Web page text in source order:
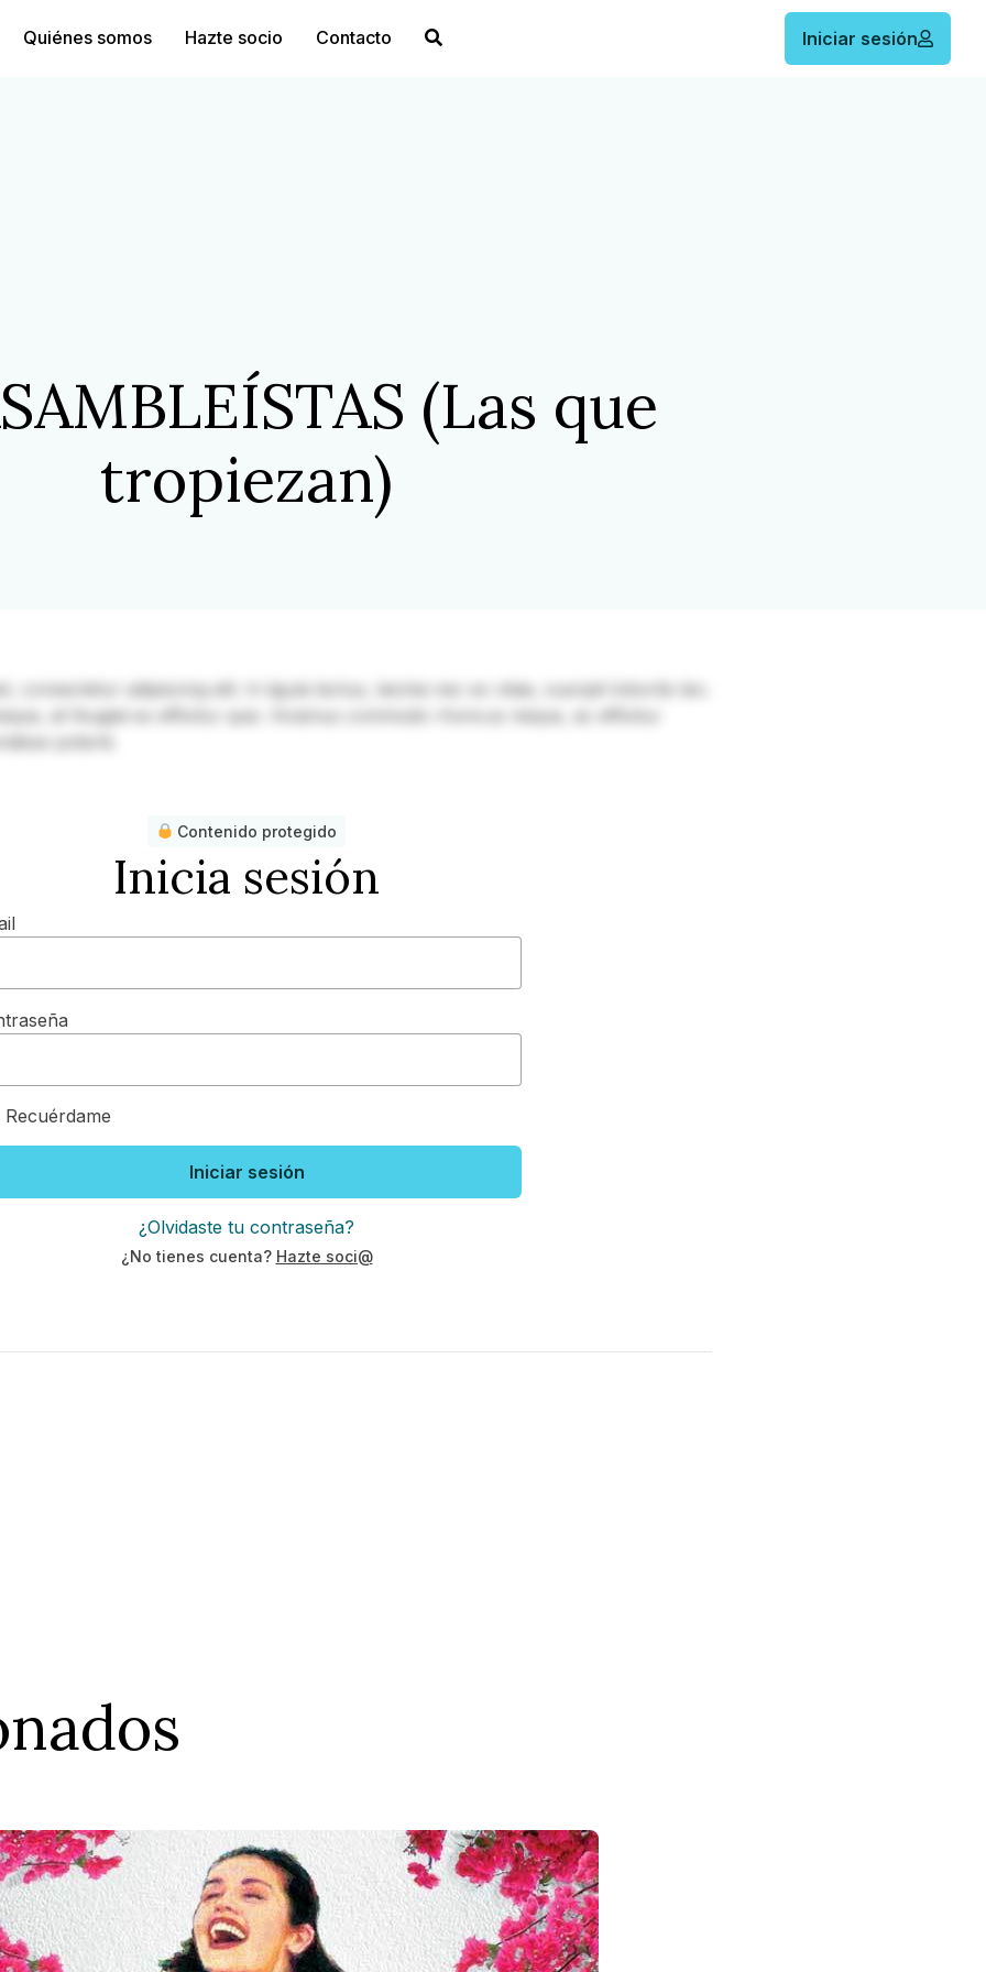
Quiénes somos Hazte socio Contacto Iniciar sesión
(Las que
tropiezan)
consectetur adipiscing elit. In ligula lectus, lacinia nec ex vitae, suscipit lobortis leo.
at feugiat ex efficitur quis. Vivamus commodo rhoncus neque, ac efficitur
Contenido protegido
Inicia sesión
Recuérdame
Iniciar sesión
¿Olvidaste tu contraseña?
¿No tienes cuenta? Hazte soci@